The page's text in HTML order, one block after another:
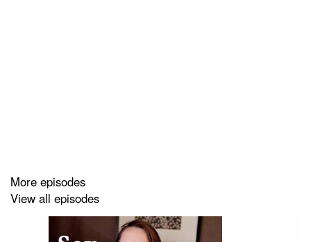
Sajna upp dig här för
sextips varje vecka
Läs mer om mig påwww.sexinspiration.s
More episodes
View all episodes